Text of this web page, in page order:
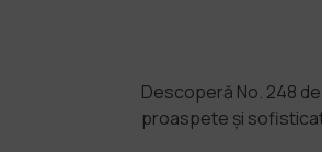
Descoperă No. 248
proaspete și